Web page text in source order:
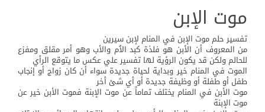
موت الإبن
تفسير حلم موت الإبن في المنام لإبن سيرين
من المعروف أن الأبن هو فلذة كبد الاُم والأب وهو أمر مقلق ومفزع
للحالم ولكن قد يكون الرؤية لها تفسير علي عكس ما يتوقع الرأي
الموت في المنام خير وبداية لحياة جديدة سواء أن كان زواج أو إنجاب
طفل أو طفلة أو وظيفة جديدة أو أي شئ أخر
موت الأبن في المنام يختلف تماماً عن موت الإبنة فموت الأبن خير عن
موت الإبنة